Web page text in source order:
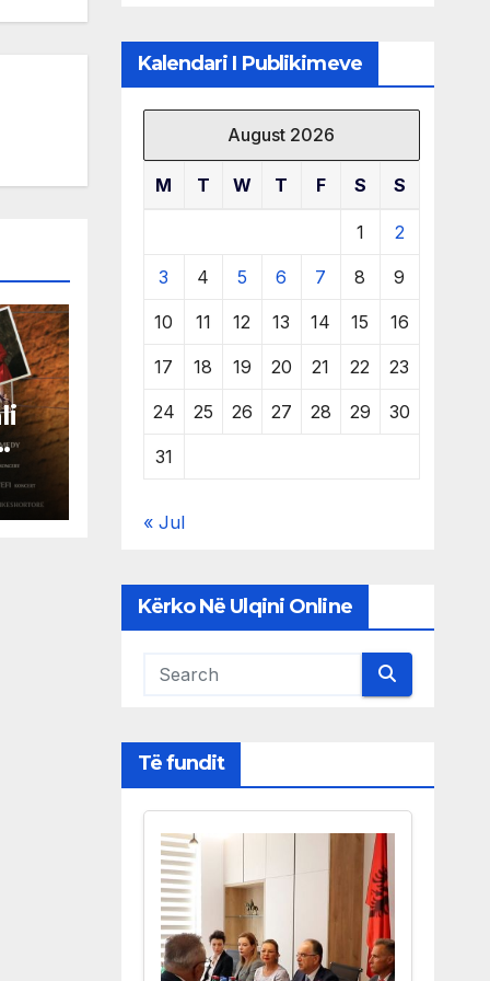
Kalendari I Publikimeve
August 2026
M T W T F S S
1 2
3 4 5 6 7 8 9
10 11 12 13 14 15 16
17 18 19 20 21 22 23
24 25 26 27 28 29 30
31
« Jul
Kërko Në Ulqini Online
Të fundit